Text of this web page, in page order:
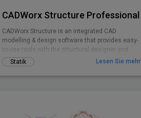
CADWorx Structure Professional
CADWorx Structure is an integrated CAD
modelling & design software that provides easy-
to-use tools with the structural designer and
engineer in mind.
Statik Lesen Sie mehr